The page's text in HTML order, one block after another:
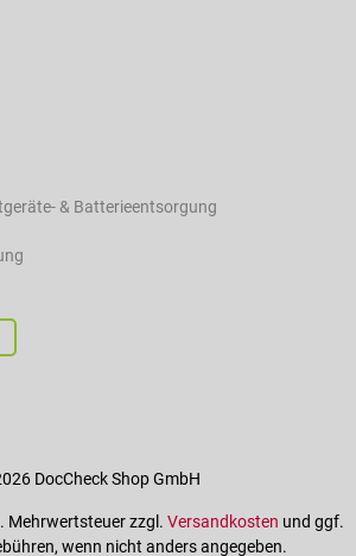
& Batterieentsorgung
DocCheck Shop GmbH
Mehrwertsteuer zzgl. Versandkosten und ggf.
wenn nicht anders angegeben.